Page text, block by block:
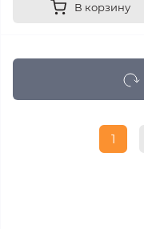
В корзину
1